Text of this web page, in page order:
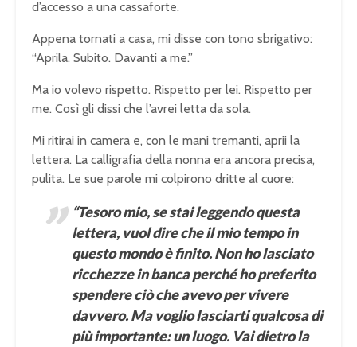
d’accesso a una cassaforte.
Appena tornati a casa, mi disse con tono sbrigativo:
“Aprila. Subito. Davanti a me.”
Ma io volevo rispetto. Rispetto per lei. Rispetto per
me. Così gli dissi che l’avrei letta da sola.
Mi ritirai in camera e, con le mani tremanti, aprii la
lettera. La calligrafia della nonna era ancora precisa,
pulita. Le sue parole mi colpirono dritte al cuore:
“Tesoro mio, se stai leggendo questa
lettera, vuol dire che il mio tempo in
questo mondo è finito. Non ho lasciato
ricchezze in banca perché ho preferito
spendere ciò che avevo per vivere
davvero. Ma voglio lasciarti qualcosa di
più importante: un luogo. Vai dietro la